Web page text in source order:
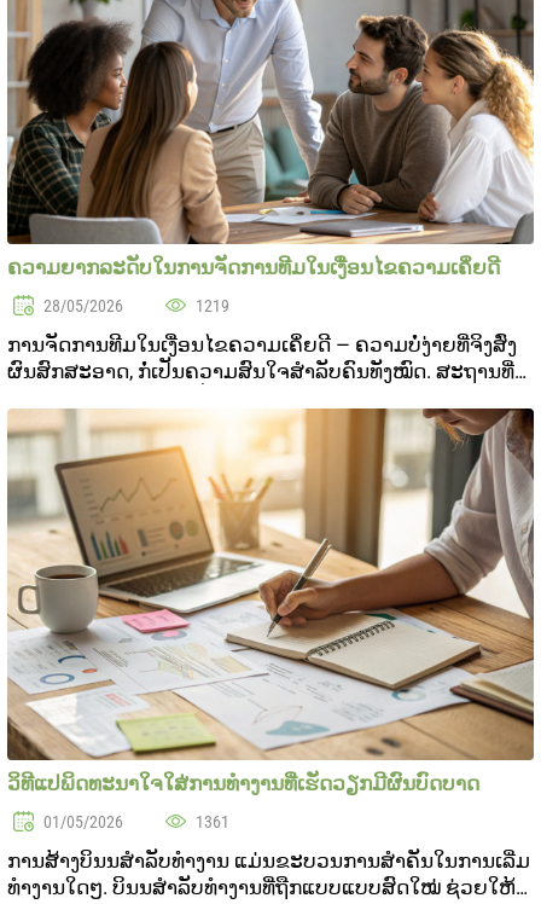
ຄວາມຍາກລະດັບໃນການຈັດການທີມໃນເງື່ອນໄຂຄວາມເຄິ່ຍດີ
28/05/2026 1219
ການຈັດການທີມໃນເງື່ອນໄຂຄວາມເຄິ່ຍດີ — ຄວາມບໍ່ງ່າຍທີ່ຈິງສົ່ງ
ຜົນສົກສະອາດ, ກໍ່ເປັນຄວາມສົນໃຈສໍາລັບຄົນທັງໝົດ. ສະຖານທີ່
ແພງເພີ່ມຂຶ້ນ. ໃນບົດບາດນີ້, ເຮົາຈະສະຖິບຄ...
ວິທີແປພິດທະນາໃຈໃສ່ການທໍາງານທີ່ເຮັດວຽກມີຜົນບົດບາດ
01/05/2026 1361
ການສ້າງບິນນສໍາລັບທໍາງານ ແມ່ນຂະບວນການສໍາຄັນໃນການເລີ່ມ
ທໍາງານໃດໆ. ບິນນສໍາລັບທໍາງານທີ່ຖືກແບບແບບສົດໃໝ່ ຊ່ວຍໃຫ້